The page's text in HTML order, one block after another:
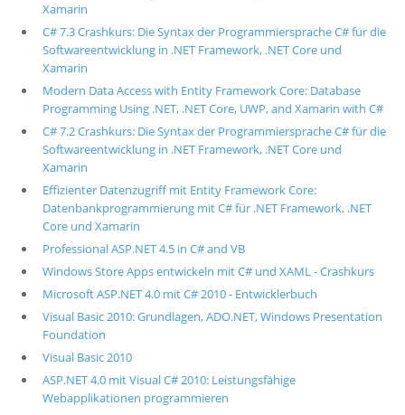
Xamarin
C# 7.3 Crashkurs: Die Syntax der Programmiersprache C# für die
Softwareentwicklung in .NET Framework, .NET Core und
Xamarin
Modern Data Access with Entity Framework Core: Database
Programming Using .NET, .NET Core, UWP, and Xamarin with C#
C# 7.2 Crashkurs: Die Syntax der Programmiersprache C# für die
Softwareentwicklung in .NET Framework, .NET Core und
Xamarin
Effizienter Datenzugriff mit Entity Framework Core:
Datenbankprogrammierung mit C# für .NET Framework, .NET
Core und Xamarin
Professional ASP.NET 4.5 in C# and VB
Windows Store Apps entwickeln mit C# und XAML - Crashkurs
Microsoft ASP.NET 4.0 mit C# 2010 - Entwicklerbuch
Visual Basic 2010: Grundlagen, ADO.NET, Windows Presentation
Foundation
Visual Basic 2010
ASP.NET 4.0 mit Visual C# 2010: Leistungsfähige
Webapplikationen programmieren